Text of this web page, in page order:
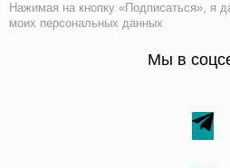
Нажимая на кнопку «Подписаться», я
моих персональных данных
Мы в